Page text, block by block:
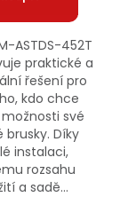
ASTDS-452T
praktické a
řešení pro
kdo chce
své
brusky. Díky
instalaci,
rozsahu
a sadě...